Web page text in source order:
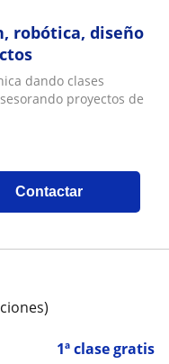
robótica, diseño
dando clases
proyectos de
Contactar
1ª clase gratis